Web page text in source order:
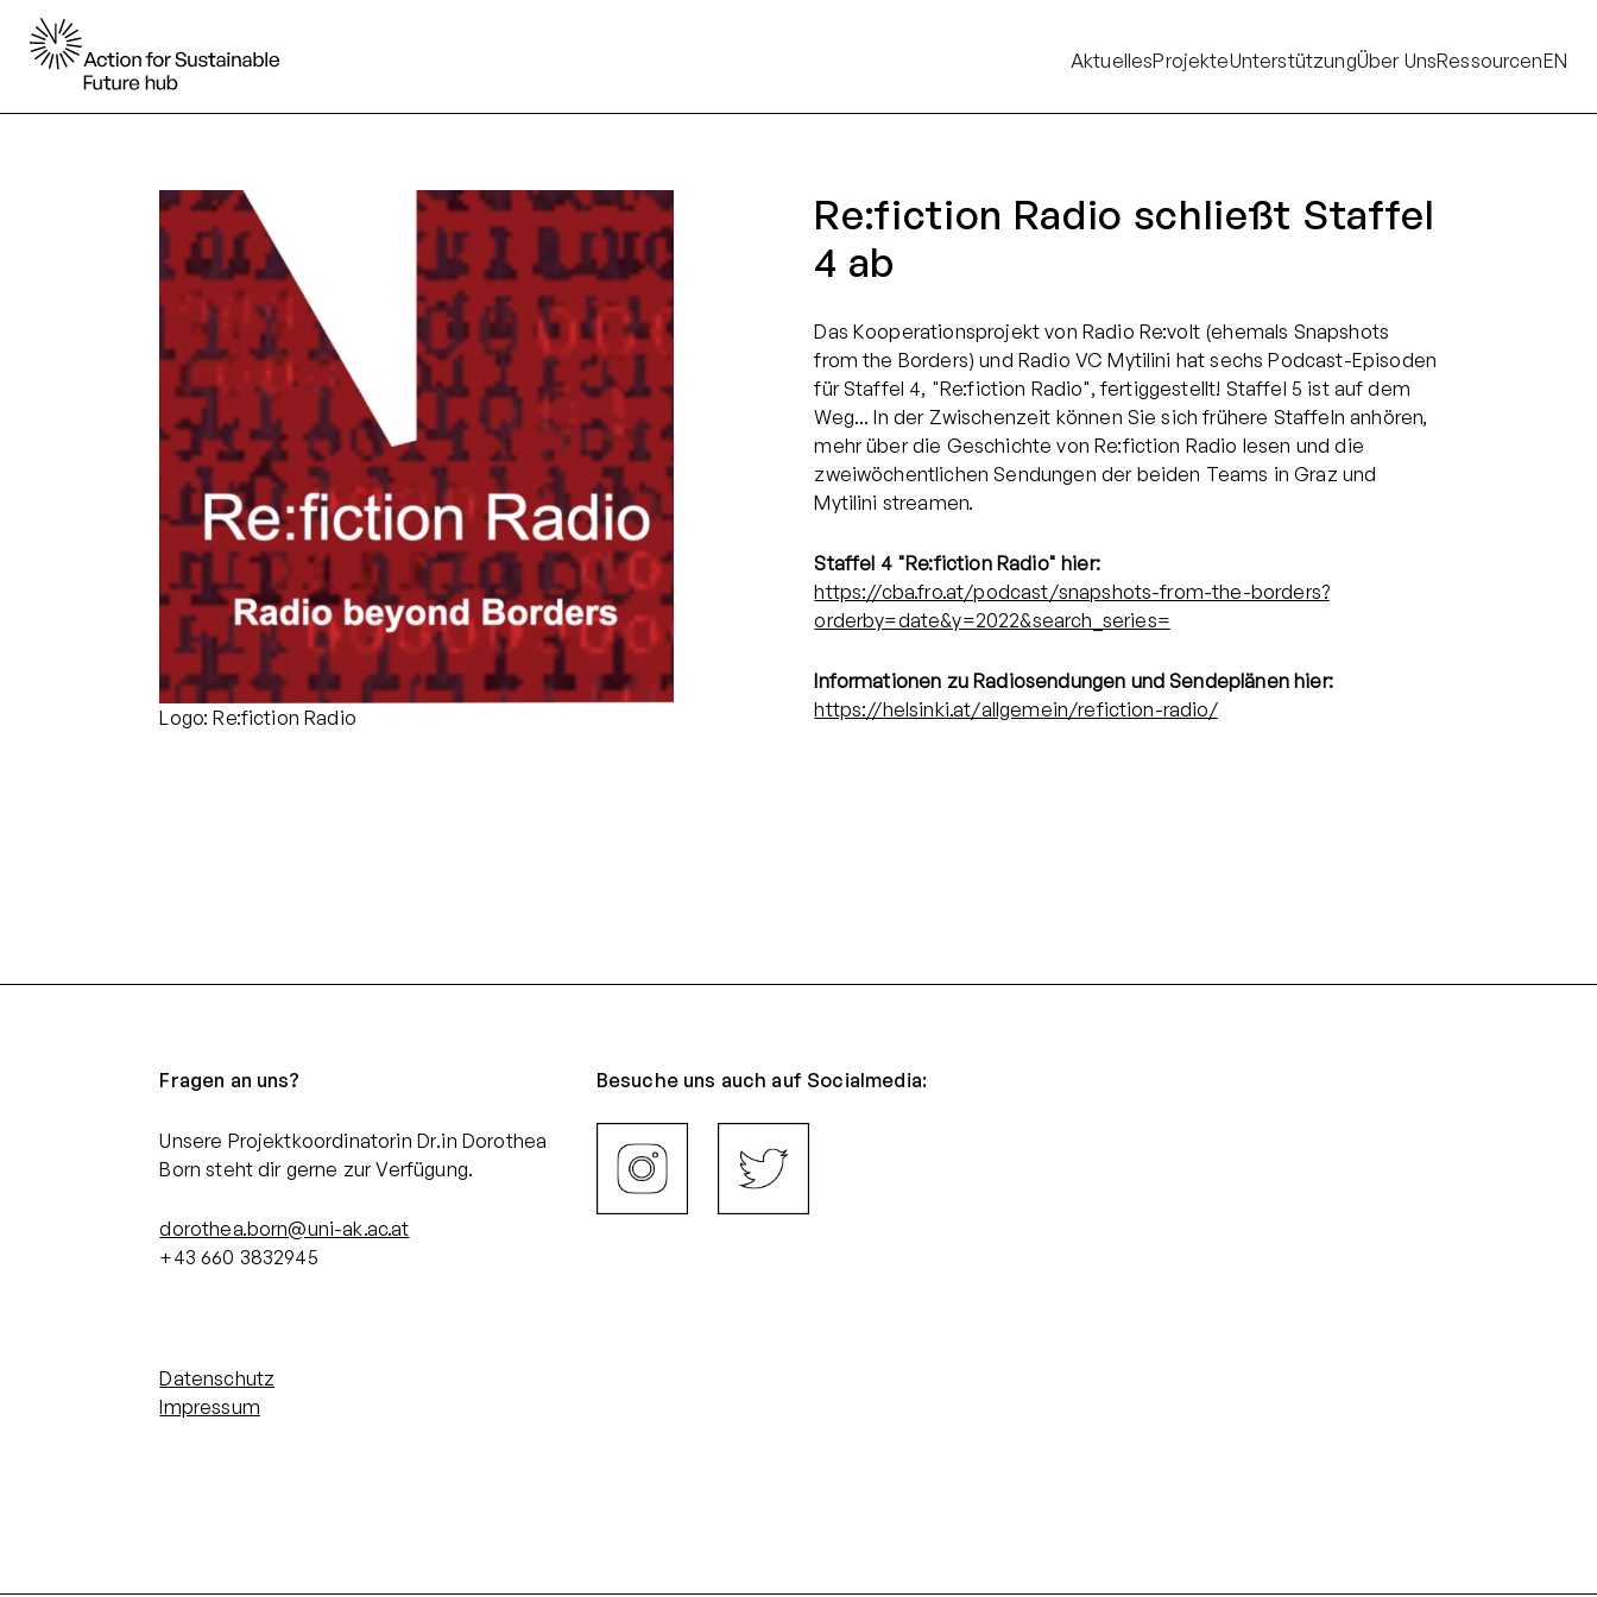
AktuellesProjekteUnterstützungÜber UnsRessourcenEN
Logo: Re:fiction Radio
Re:fiction Radio schließt Staffel
4 ab
Das Kooperationsprojekt von Radio Re:volt (ehemals Snapshots
from the Borders) und Radio VC Mytilini hat sechs Podcast-Episoden
für Staffel 4, "Re:fiction Radio", fertiggestellt! Staffel 5 ist auf dem
Weg... In der Zwischenzeit können Sie sich frühere Staffeln anhören,
mehr über die Geschichte von Re:fiction Radio lesen und die
zweiwöchentlichen Sendungen der beiden Teams in Graz und
Mytilini streamen.
Staffel 4 "Re:fiction Radio" hier:
https://cba.fro.at/podcast/snapshots-from-the-borders?
orderby=date&y=2022&search_series=
Informationen zu Radiosendungen und Sendeplänen hier:
https://helsinki.at/allgemein/refiction-radio/
Fragen an uns?
Unsere Projektkoordinatorin Dr.in Dorothea
Born‭ steht dir gerne zur Verfügung.
dorothea.born@uni-ak.ac.at
+43 660 3832945‬
Datenschutz
Impressum
Besuche uns auch auf Socialmedia: